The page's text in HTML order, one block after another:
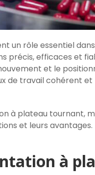
un rôle essentiel
précis, efficaces et
et le
de travail cohérent et
à plateau tournant,
et leurs avantages.
à